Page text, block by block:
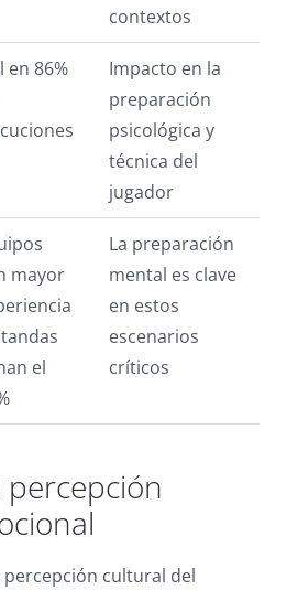
contextos
en 86%
Impacto en la
preparación
psicológica y
técnica del
jugador
mayor
el
La preparación
mental es clave
en estos
escenarios
críticos
percepción
percepción cultural del